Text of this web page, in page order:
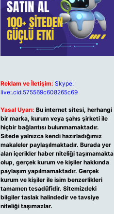
Reklam ve İletişim: Skype:
live:.cid.575569c608265c69
Yasal Uyarı: Bu internet sitesi, herhangi
bir marka, kurum veya şahıs şirketi ile
hiçbir bağlantısı bulunmamaktadır.
Sitede yalnızca kendi hazırladığımız
makaleler paylaşılmaktadır. Burada yer
alan içerikler haber niteliği taşımamakta
olup, gerçek kurum ve kişiler hakkında
paylaşım yapılmamaktadır. Gerçek
kurum ve kişiler ile isim benzerlikleri
tamamen tesadüfidir. Sitemizdeki
bilgiler taslak halindedir ve tavsiye
niteliği taşımazlar.